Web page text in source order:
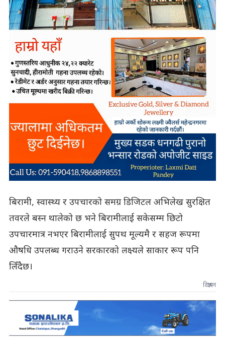
बिरामी, स्वास्थ्य र उपचारको समग्र डिजिटल अभिलेख सुरक्षित
तवरले बस्न थालेको छ भने बिरामीलाई सकेसम्म छिटो
उपचारमात्र नभएर बिरामीलाई सुपथ मूल्यमै र सहज रूपमा
औषधि उपलब्ध गराउने सरकारको लक्ष्यले साकार रूप पनि
लिँदैछ।
विज्ञापन